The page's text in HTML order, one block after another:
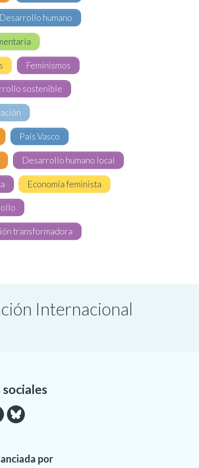
Desarrollo humano
Feminismos
sostenible
País Vasco
Desarrollo humano local
Economía feminista
transformadora
Internacional
sociales
por